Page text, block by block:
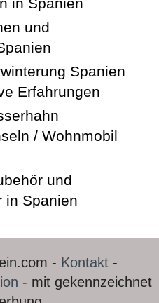
und
Spanien
Erfahrungen
/ Wohnmobil
und
in Spanien
- Kontakt -
- mit gekennzeichnet